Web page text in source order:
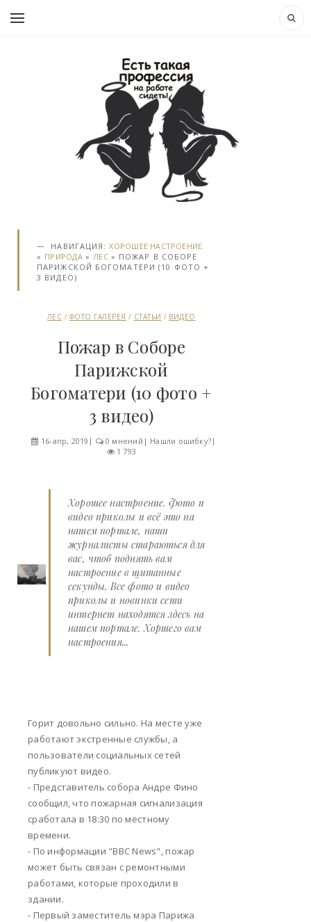
НАВИГАЦИЯ:ХОРОШЕЕ НАСТРОЕНИЕ.
» ПРИРОДА»ЛЕС» ПОЖАР В CОБОРЕ
ПАРИЖСКОЙ БОГОМАТЕРИ (10 ФОТО +
3 ВИДЕО)
ЛЕС / ФОТО ГАЛЕРЕЯ / СТАТЬИ / ВИДЕО
Пожар в Cоборе
Парижской
Богоматери (10 фото +
3 видео)
16-апр, 2019 0 мнений | Нашли ошибку?
1 793
Хорошее настроение. Фото и
видео приколы и всё это на
нашем портале, наши
журналисты стараються для
вас, чтоб поднять вам
настроение в щитанные
секунды. Все фото и видео
приколы и новинки сети
интернет находятся здесь на
нашем портале. Хоршего вам
настроения...
Горит довольно сильно. На месте уже
работают экстренные службы, а
пользователи социальных сетей
публикуют видео.
- Представитель собора Андре Фино
сообщил, что пожарная сигнализация
сработала в 18:30 по местному
времени.
- По информации "BBC News", пожар
может быть связан с ремонтными
работами, которые проходили в
здании.
- Первый заместитель мэра Парижа